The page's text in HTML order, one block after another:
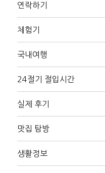
연락하기
체험기
국내여행
24절기 절입시간
실제 후기
맛집 탐방
생활정보